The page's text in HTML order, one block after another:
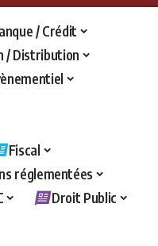
/ Crédit
/ Distribution
Fiscal
réglementées
Droit Public